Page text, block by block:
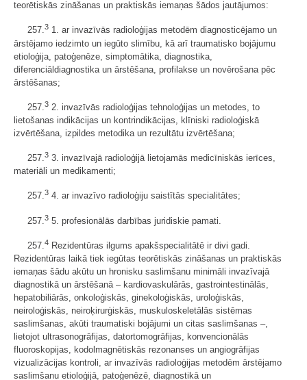
teorētiskās zināšanas un praktiskās iemaņas šādos jautājumos:
257.3 1. ar invazīvās radioloģijas metodēm diagnosticējamo un
ārstējamo iedzimto un iegūto slimību, kā arī traumatisko bojājumu
etioloģija, patoģenēze, simptomātika, diagnostika,
diferenciāldiagnostika un ārstēšana, profilakse un novērošana pēc
ārstēšanas;
257.3 2. invazīvās radioloģijas tehnoloģijas un metodes, to
lietošanas indikācijas un kontrindikācijas, klīniski radioloģiskā
izvērtēšana, izpildes metodika un rezultātu izvērtēšana;
257.3 3. invazīvajā radioloģijā lietojamās medicīniskās ierīces,
materiāli un medikamenti;
257.3 4. ar invazīvo radioloģiju saistītās specialitātes;
257.3 5. profesionālās darbības juridiskie pamati.
257.4 Rezidentūras ilgums apakšspecialitātē ir divi gadi.
Rezidentūras laikā tiek iegūtas teorētiskās zināšanas un praktiskās
iemaņas šādu akūtu un hronisku saslimšanu minimāli invazīvajā
diagnostikā un ārstēšanā – kardiovaskulārās, gastrointestinālās,
hepatobiliārās, onkoloģiskās, ginekoloģiskās, uroloģiskās,
neiroloģiskās, neiroķirurģiskās, muskuloskeletālās sistēmas
saslimšanas, akūti traumatiski bojājumi un citas saslimšanas –,
lietojot ultrasonogrāfijas, datortomogrāfijas, konvencionālās
fluoroskopijas, kodolmagnētiskās rezonanses un angiogrāfijas
vizualizācijas kontroli, ar invazīvās radioloģijas metodēm ārstējamo
saslimšanu etioloģijā, patoģenēzē, diagnostikā un